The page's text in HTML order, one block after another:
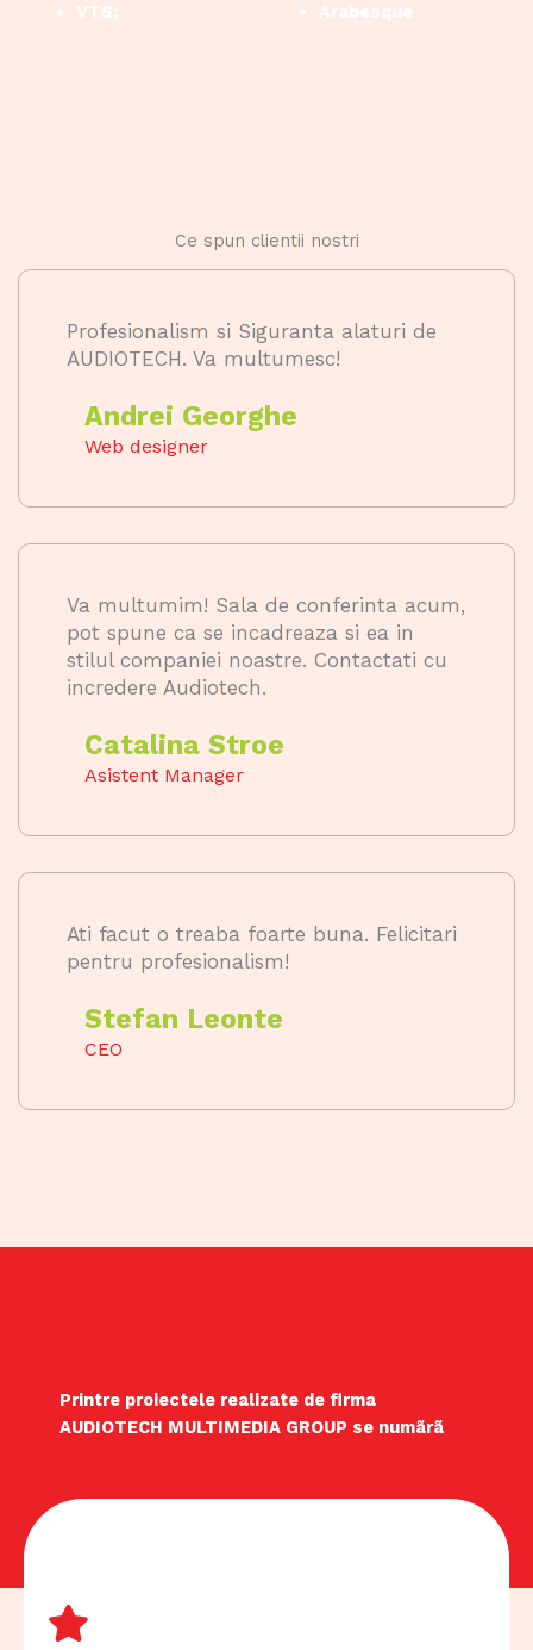
VTS;
Arabesque
Ce spun clientii nostri
Profesionalism si Siguranta alaturi de
AUDIOTECH. Va multumesc!
Andrei Georghe
Web designer
Va multumim! Sala de conferinta acum,
pot spune ca se incadreaza si ea in
stilul companiei noastre. Contactati cu
incredere Audiotech.
Catalina Stroe
Asistent Manager
Ati facut o treaba foarte buna. Felicitari
pentru profesionalism!
Stefan Leonte
CEO
Printre proiectele realizate de firma
AUDIOTECH MULTIMEDIA GROUP se numãrã